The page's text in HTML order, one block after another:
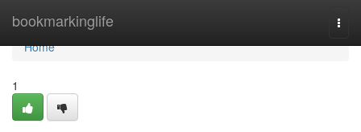
bookmarkinglife
Home
Home
1